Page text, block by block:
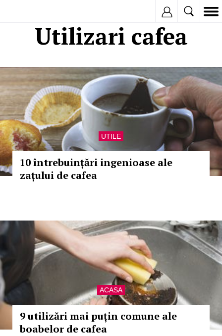
Utilizari cafea
UTILE
10 întrebuințări ingenioase ale
zațului de cafea
ACASA
9 utilizări mai puțin comune ale
boabelor de cafea